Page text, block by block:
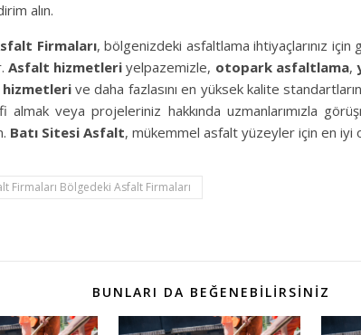
alın.
Firmaları, bölgenizdeki asfaltlama ihtiyaçlarınız
Asfalt hizmetleri yelpazemizle, otopark asfaltlama,
ve daha fazlasını en yüksek kalite
veya projeleriniz hakkında uzmanlarımızla
Batı Sitesi Asfalt, mükemmel asfalt yüzeyler için en iyi
Firmaları Bölgedeki Asfalt Firmaları
BUNLARI DA BEĞENEBILIRSINIZ